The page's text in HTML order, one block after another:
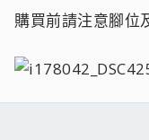
購買前請注意腳位